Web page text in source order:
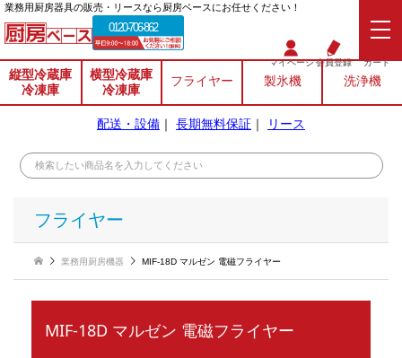
業務⽤厨房器具の販売・リースなら厨房ベースにお任せください！
0120-706-862
マイページ会員登録 カート
縦型冷蔵庫
冷凍庫
横型冷蔵庫
冷凍庫
フライヤー 製氷機 洗浄機
配送・設備 ｜ 長期無料保証 ｜ リース
フライヤー
業務用厨房機器 MIF-18D マルゼン 電磁フライヤー
MIF-18D マルゼン 電磁フライヤー